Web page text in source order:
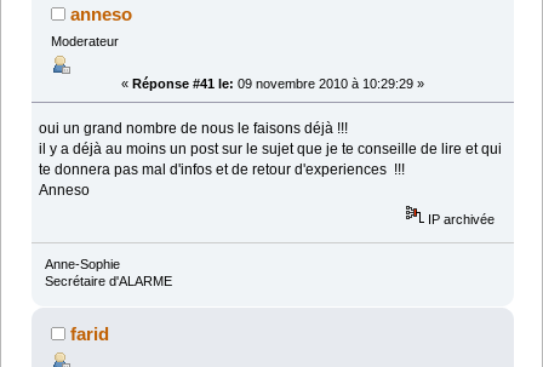
anneso
Moderateur
« Réponse #41 le: 09 novembre 2010 à 10:29:29 »
oui un grand nombre de nous le faisons déjà !!!
il y a déjà au moins un post sur le sujet que je te conseille de lire et qui
te donnera pas mal d'infos et de retour d'experiences !!!
Anneso
IP archivée
Anne-Sophie
Secrétaire d'ALARME
farid